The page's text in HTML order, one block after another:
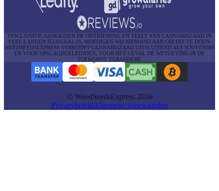
DISCLAIMER: AANGEZIEN DE ONTKIEMING EN TEELT VAN CANNABISZAAD IN
VEEL LANDEN ILLEGAAL IS, MOEDIGEN WIJ NIEMAND AAN OM DIT TE DOEN.
WEEDSEEDSEXPRESS VERKOOPT CANNABISZAAD UITSLUITEND ALS SOUVENIRS
EN VOOR OPSLAGDOELEINDEN, VOOR HET GEVAL DE WETGEVING IN DE
TOEKOMST VERANDERT.
© WeedSeedsExpress 2026
PrivacybeleidAlgemene voorwaarden